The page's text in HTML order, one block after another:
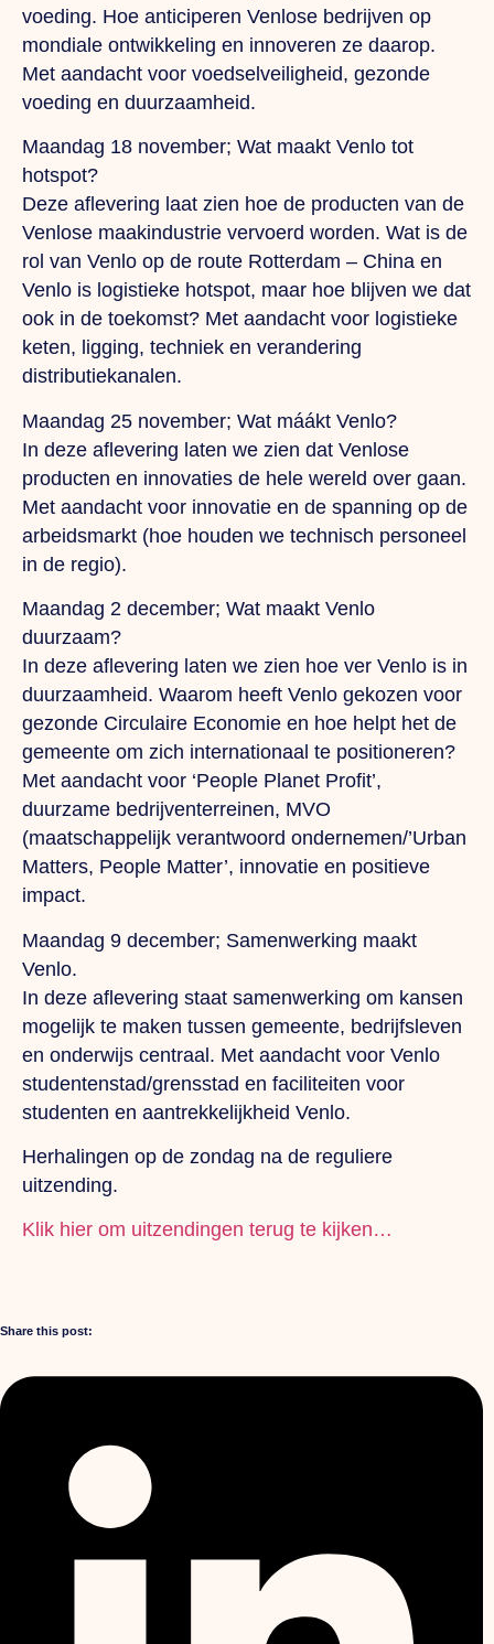
voeding. Hoe anticiperen Venlose bedrijven op
mondiale ontwikkeling en innoveren ze daarop.
Met aandacht voor voedselveiligheid, gezonde
voeding en duurzaamheid.
Maandag 18 november; Wat maakt Venlo tot
hotspot?
Deze aflevering laat zien hoe de producten van de
Venlose maakindustrie vervoerd worden. Wat is de
rol van Venlo op de route Rotterdam – China en
Venlo is logistieke hotspot, maar hoe blijven we dat
ook in de toekomst? Met aandacht voor logistieke
keten, ligging, techniek en verandering
distributiekanalen.
Maandag 25 november; Wat máákt Venlo?
In deze aflevering laten we zien dat Venlose
producten en innovaties de hele wereld over gaan.
Met aandacht voor innovatie en de spanning op de
arbeidsmarkt (hoe houden we technisch personeel
in de regio).
Maandag 2 december; Wat maakt Venlo
duurzaam?
In deze aflevering laten we zien hoe ver Venlo is in
duurzaamheid. Waarom heeft Venlo gekozen voor
gezonde Circulaire Economie en hoe helpt het de
gemeente om zich internationaal te positioneren?
Met aandacht voor ‘People Planet Profit’,
duurzame bedrijventerreinen, MVO
(maatschappelijk verantwoord ondernemen/’Urban
Matters, People Matter’, innovatie en positieve
impact.
Maandag 9 december; Samenwerking maakt
Venlo.
In deze aflevering staat samenwerking om kansen
mogelijk te maken tussen gemeente, bedrijfsleven
en onderwijs centraal. Met aandacht voor Venlo
studentenstad/grensstad en faciliteiten voor
studenten en aantrekkelijkheid Venlo.
Herhalingen op de zondag na de reguliere
uitzending.
Klik hier om uitzendingen terug te kijken…
Share this post: